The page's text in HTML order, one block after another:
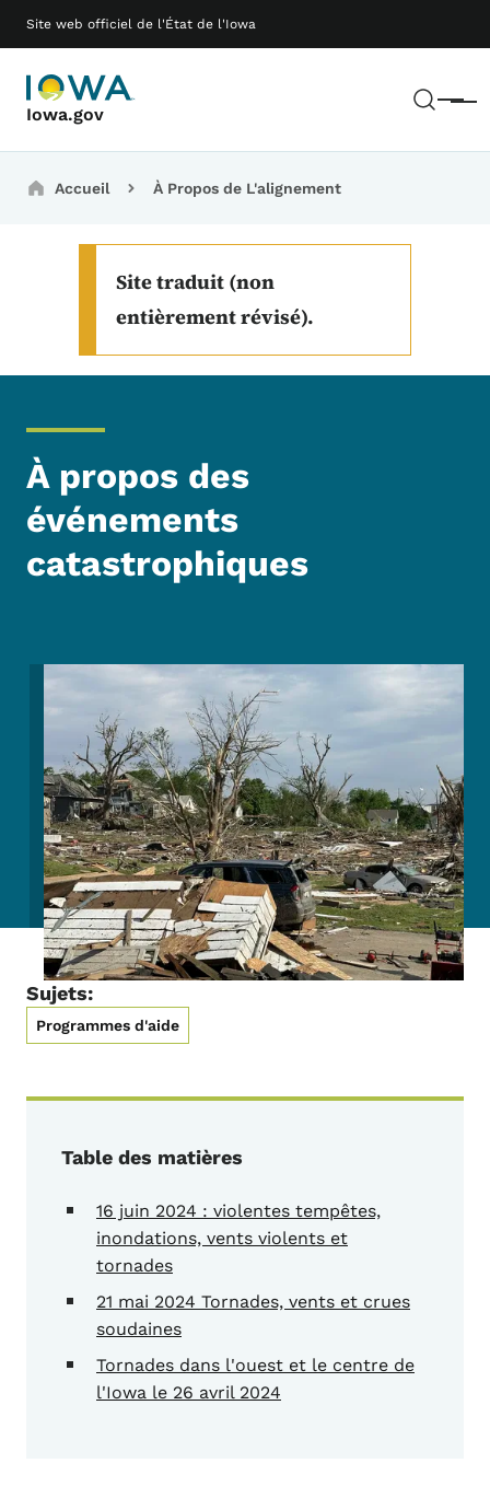
Passer au contenu principal
Site web officiel de l'État de l'Iowa
Iowa.gov Menu
Main navigation
Breadcrumbs
Accueil À Propos de L'alignement
Site traduit (non
entièrement révisé).
À propos des
événements
catastrophiques
Image
Sujets:
Programmes d'aide
Table des matières
16 juin 2024 : violentes tempêtes,
inondations, vents violents et
tornades
21 mai 2024 Tornades, vents et crues
soudaines
Tornades dans l'ouest et le centre de
l'Iowa le 26 avril 2024